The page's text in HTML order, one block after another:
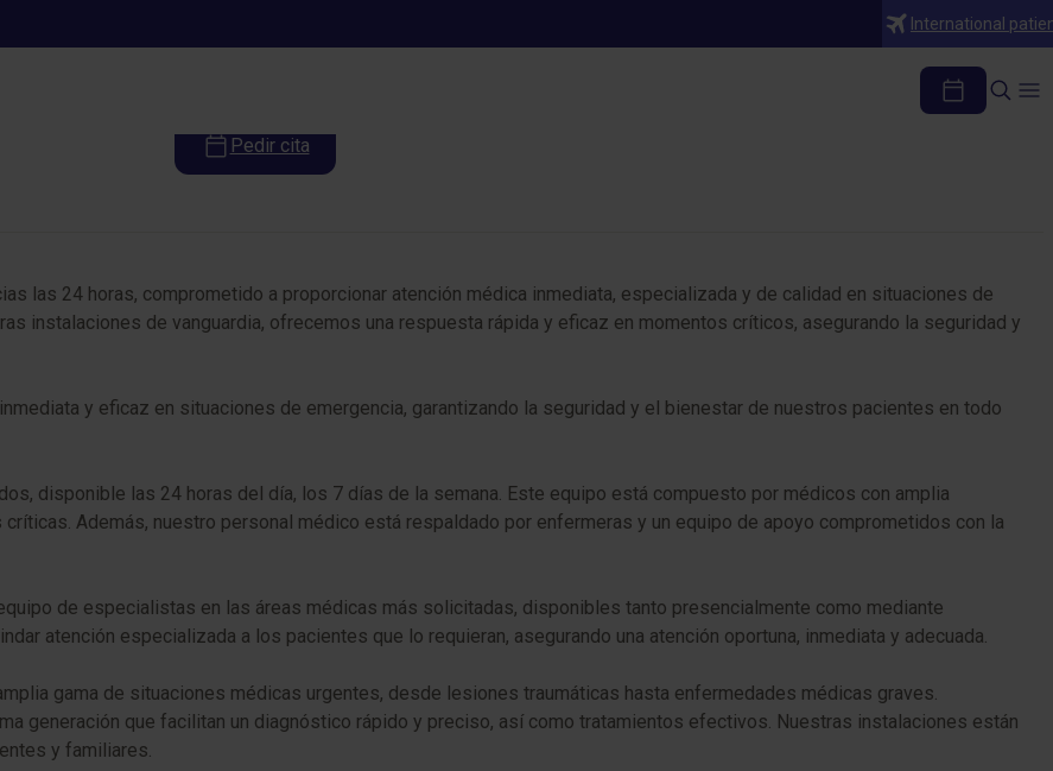
International
Urgencias
Pedir cita
las 24 horas, comprometido a proporcionar atención médica inmediata, especializada y de calidad en situaciones de
instalaciones de vanguardia, ofrecemos una respuesta rápida y eficaz en momentos críticos, asegurando la seguridad y
y eficaz en situaciones de emergencia, garantizando la seguridad y el bienestar de nuestros pacientes en todo
disponible las 24 horas del día, los 7 días de la semana. Este equipo está compuesto por médicos con amplia
Además, nuestro personal médico está respaldado por enfermeras y un equipo de apoyo comprometidos con la
de especialistas en las áreas médicas más solicitadas, disponibles tanto presencialmente como mediante
atención especializada a los pacientes que lo requieran, asegurando una atención oportuna, inmediata y adecuada.
gama de situaciones médicas urgentes, desde lesiones traumáticas hasta enfermedades médicas graves.
generación que facilitan un diagnóstico rápido y preciso, así como tratamientos efectivos. Nuestras instalaciones están
y familiares.